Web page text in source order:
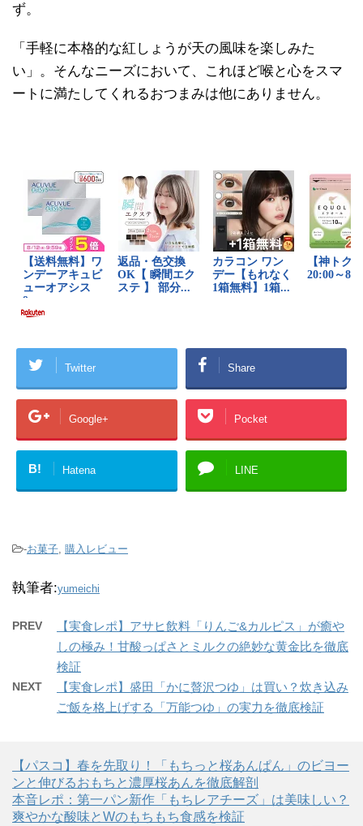
ず。
「手軽に本格的な紅しょうが天の風味を楽しみた
い」。そんなニーズにおいて、これほど喉と心をスマ
ートに満たしてくれるおつまみは他にありません。
Twitter Share
Google+ Pocket
B! Hatena LINE
-お菓子, 購入レビュー
執筆者:yumeichi
PREV
【実食レポ】アサヒ飲料「りんご&カルピス」が癒や
しの極み！甘酸っぱさとミルクの絶妙な黄金比を徹底
検証
NEXT
【実食レポ】盛田「かに贅沢つゆ」は買い？炊き込み
ご飯を格上げする「万能つゆ」の実力を徹底検証
【パスコ】春を先取り！「もちっと桜あんぱん」のビヨー
ンと伸びるおもちと濃厚桜あんを徹底解剖
本音レポ：第一パン新作「もちレアチーズ」は美味しい？
爽やかな酸味とWのもちもち食感を検証